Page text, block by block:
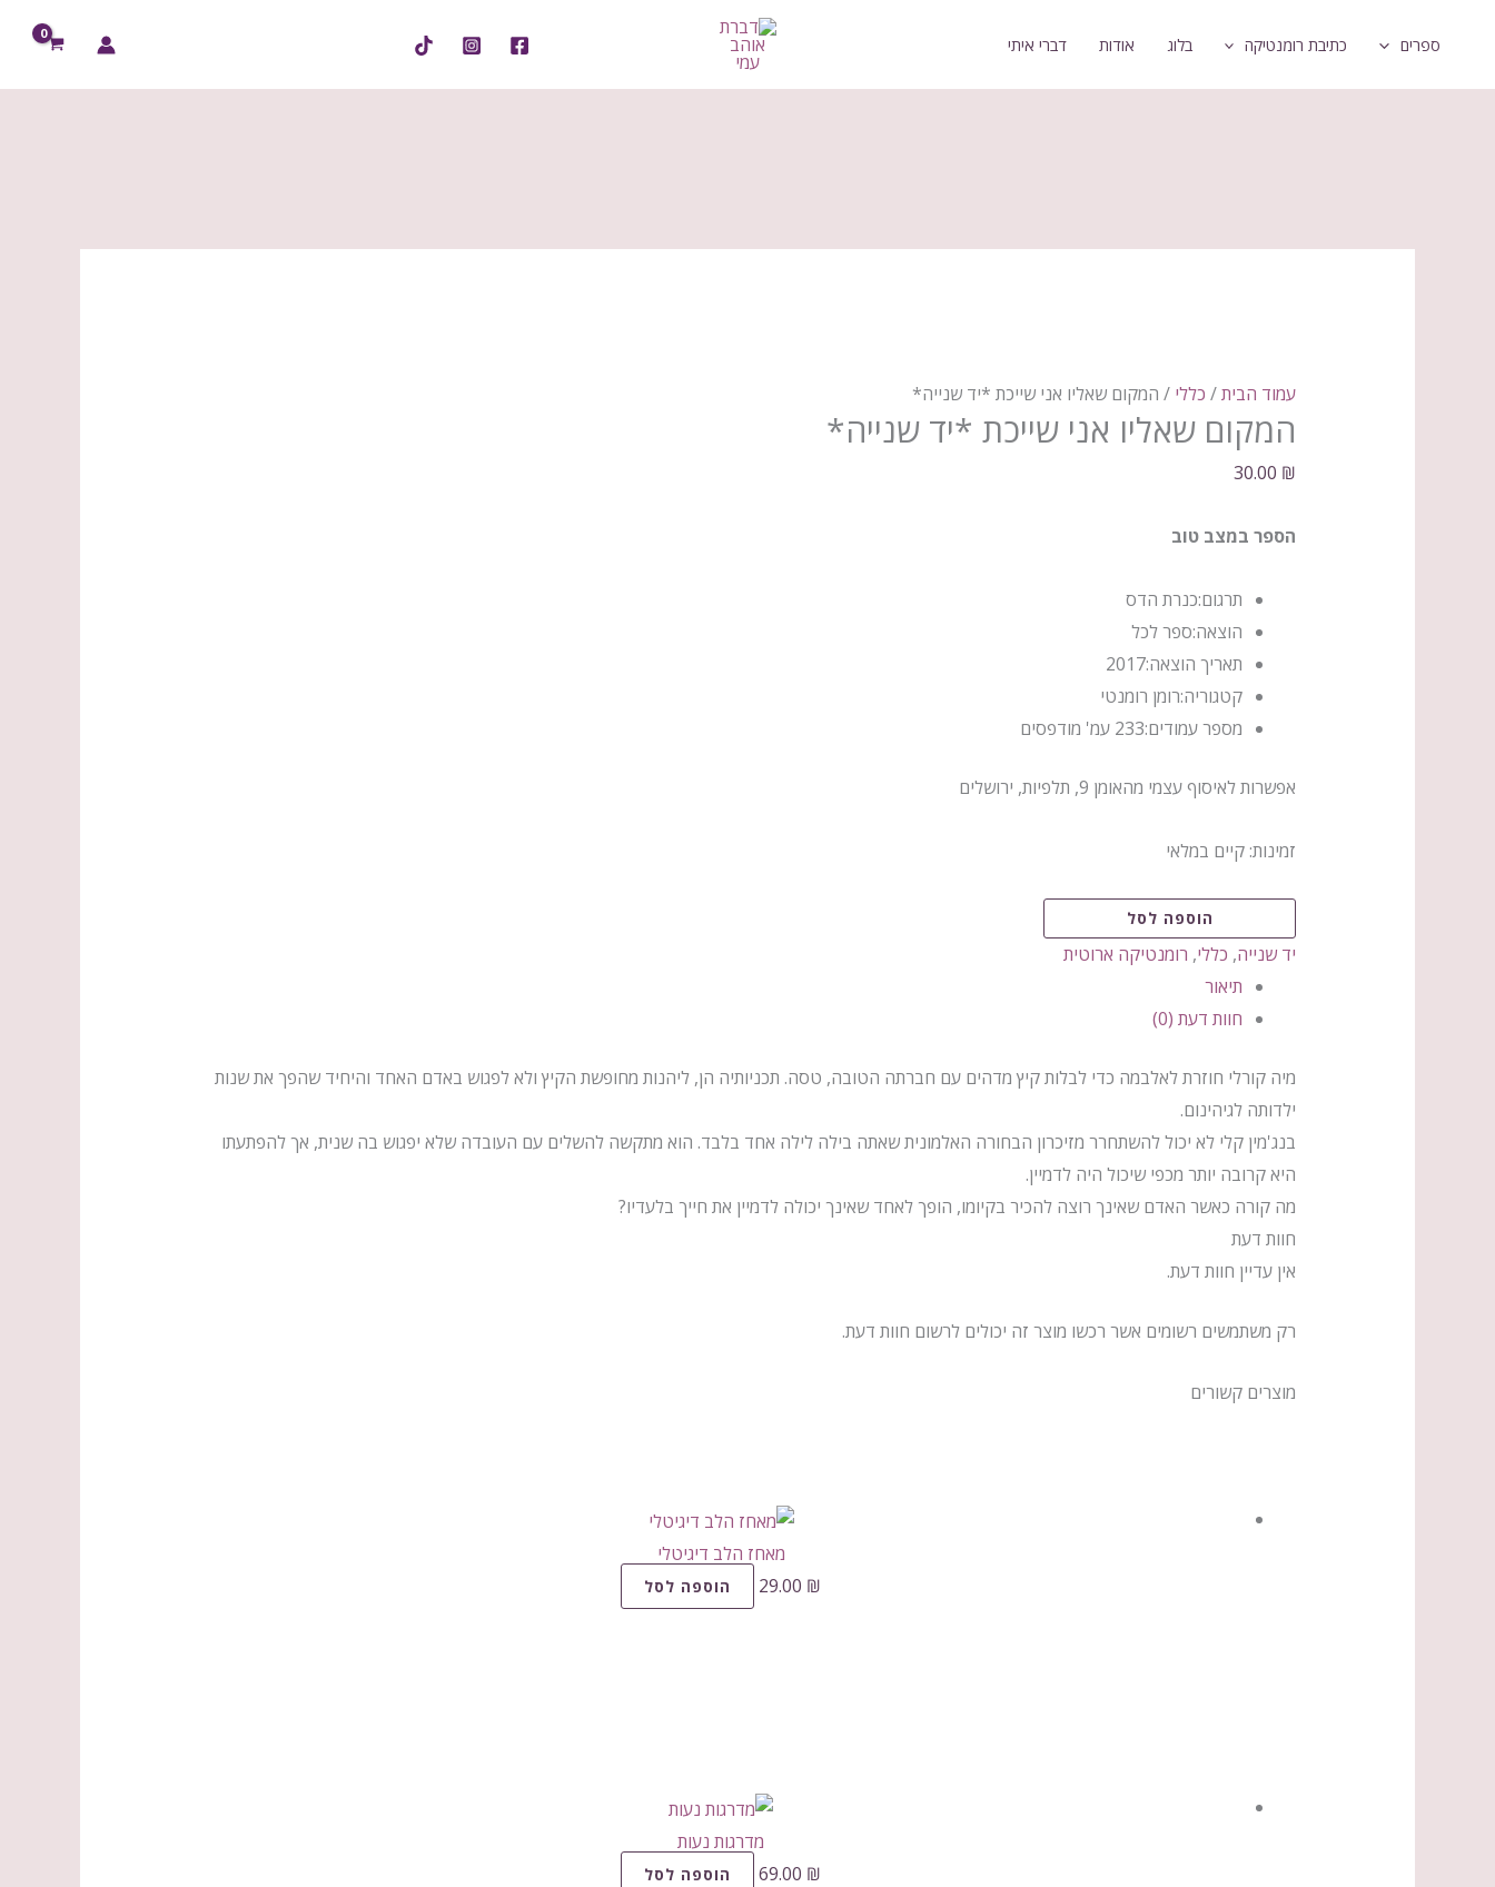
ספרים כתיבת רומנטיקה בלוג אודות דברי איתי
עמוד הבית/ כללי / המקום שאליו אני שייכת *יד שנייה*
המקום שאליו אני שייכת *יד שנייה*
30.00 ₪
הספר במצב טוב
תרגום:כנרת הדס
הוצאה:ספר לכל
תאריך הוצאה:2017
קטגוריה:רומן רומנטי
מספר עמודים:233 עמ' מודפסים
אפשרות לאיסוף עצמי מהאומן 9, תלפיות, ירושלים
זמינות: קיים במלאי
של
הוספה לסל
יד שנייה, כללי, רומנטיקה ארוטית
תיאור
חוות דעת (0)
מיה קורלי חוזרת לאלבמה כדי לבלות קיץ מדהים עם חברתה הטובה, טסה. תכניותיה הן, ליהנות מחופשת הקיץ ולא לפגוש באדם האחד והיחיד שהפך את שנות
ילדותה לגיהינום.
בנג'מין קלי לא יכול להשתחרר מזיכרון הבחורה האלמונית שאתה בילה לילה אחד בלבד. הוא מתקשה להשלים עם העובדה שלא יפגוש בה שנית, אך להפתעתו
היא קרובה יותר מכפי שיכול היה לדמיין.
מה קורה כאשר האדם שאינך רוצה להכיר בקיומו, הופך לאחד שאינך יכולה לדמיין את חייך בלעדיו?
חוות דעת
אין עדיין חוות דעת.
רק משתמשים רשומים אשר רכשו מוצר זה יכולים לרשום חוות דעת.
מוצרים קשורים
מאחז הלב דיגיטלי
29.00 ₪ הוספה לסל
מדרגות נעות
69.00 ₪ הוספה לסל